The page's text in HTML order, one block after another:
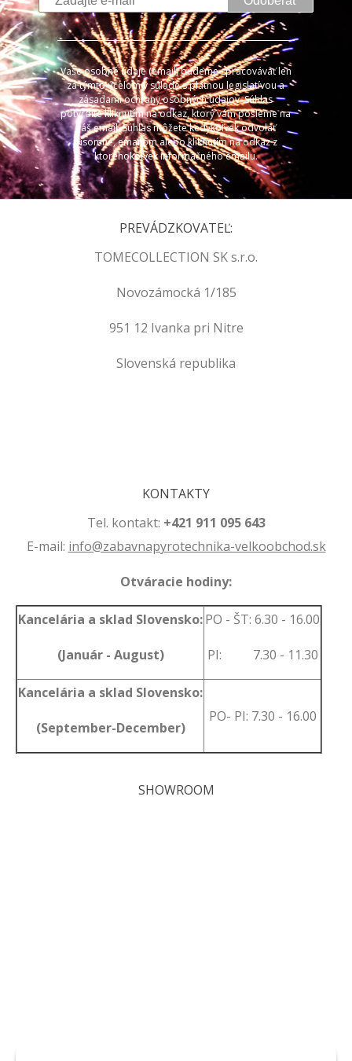
Vaše osobné údaje (email) budeme spracovávať len
za týmto účelom v súlade s platnou legislatívou a
zásadami ochrany osobných údajov. Súhlas
potvrdíte kliknutím na odkaz, ktorý vám pošleme na
váš email. Súhlas môžete kedykoľvek odvolať
písomne, emailom alebo kliknutím na odkaz z
ktoréhokoľvek informačného emailu.
PREVÁDZKOVATEĽ:
TOMECOLLECTION SK s.r.o.
Novozámocká 1/185
951 12 Ivanka pri Nitre
Slovenská republika
KONTAKTY
Tel. kontakt: +421 911 095 643
E-mail: info@zabavnapyrotechnika-velkoobchod.sk
Otváracie hodiny:
Kancelária a sklad Slovensko:
(Január - August)
PO - ŠT: 6.30 - 16.00
PI: 7.30 - 11.30
Kancelária a sklad Slovensko:
(September-December)
PO- PI: 7.30 - 16.00
SHOWROOM